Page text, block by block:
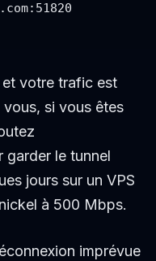
et votre trafic est
si vous êtes
garder le tunnel
jours sur un VPS
à 500 Mbps.
imprévue